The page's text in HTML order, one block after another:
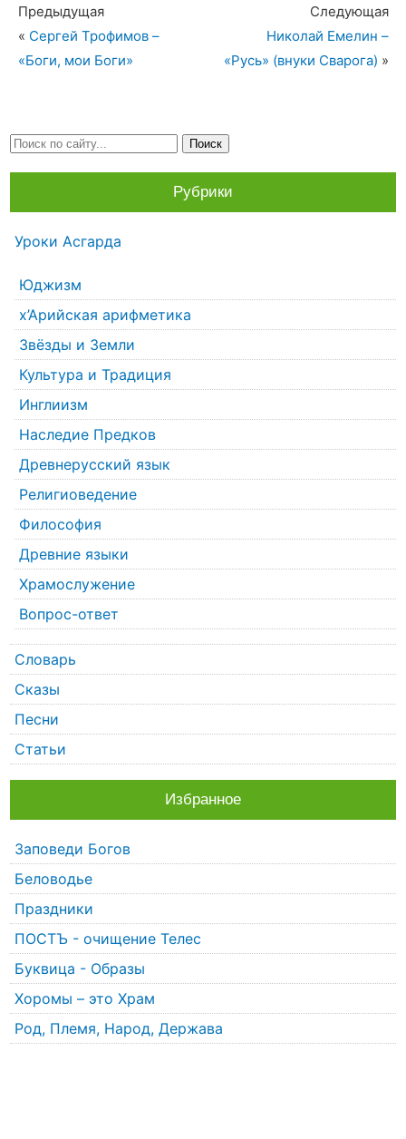
Предыдущая
« Сергей Трофимов –
«Боги, мои Боги»
Следующая
Николай Емелин –
«Русь» (внуки Сварога) »
Рубрики
Уроки Асгарда
Юджизм
х’Арийская арифметика
Звёзды и Земли
Культура и Традиция
Инглиизм
Наследие Предков
Древнерусский язык
Религиоведение
Философия
Древние языки
Храмослужение
Вопрос-ответ
Словарь
Сказы
Песни
Статьи
Избранное
Заповеди Богов
Беловодье
Праздники
ПОСТЪ - очищение Телес
Буквица - Образы
Хоромы – это Храм
Род, Племя, Народ, Держава